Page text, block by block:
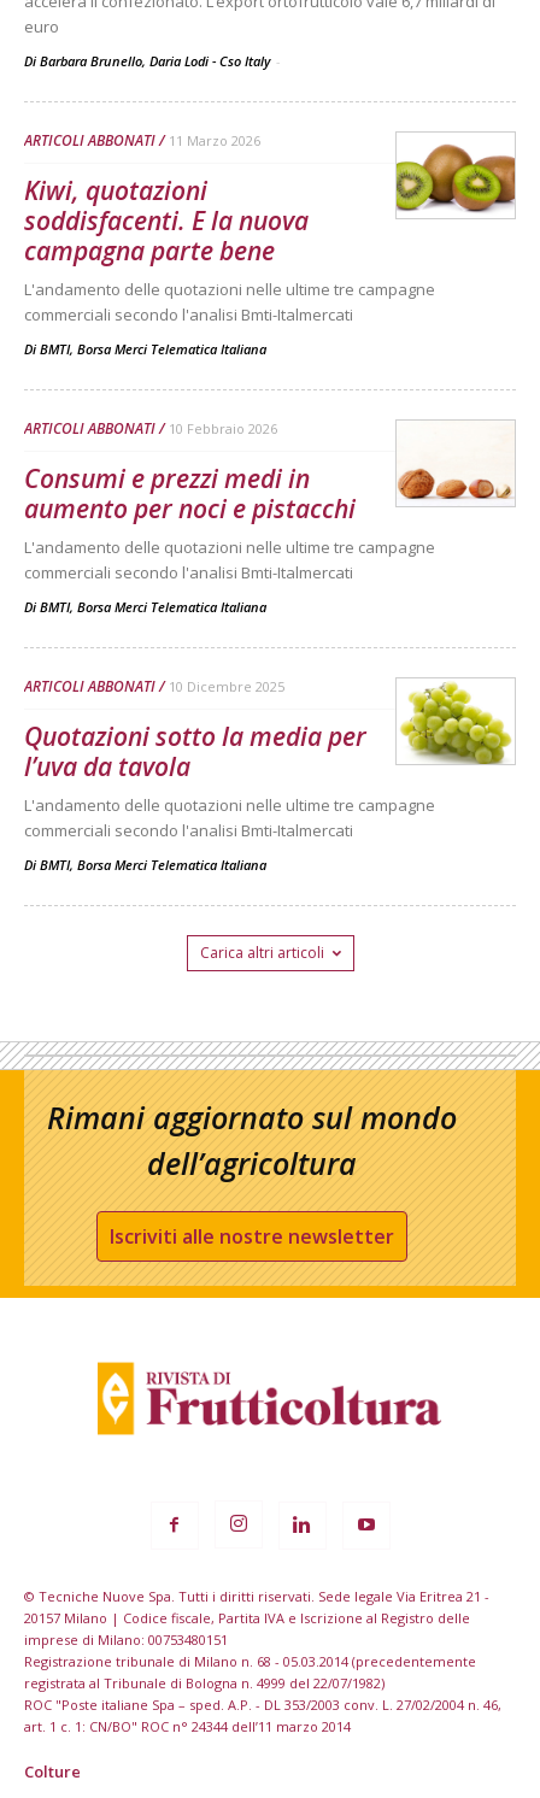
euro
Di Barbara Brunello, Daria Lodi - Cso Italy -
ARTICOLI ABBONATI 11 Marzo 2026
Kiwi, quotazioni
soddisfacenti. E la nuova
campagna parte bene
L'andamento delle quotazioni nelle ultime tre campagne
commerciali secondo l'analisi Bmti-Italmercati
Di BMTI, Borsa Merci Telematica Italiana
ARTICOLI ABBONATI 10 Febbraio 2026
Consumi e prezzi medi in
aumento per noci e pistacchi
L'andamento delle quotazioni nelle ultime tre campagne
commerciali secondo l'analisi Bmti-Italmercati
Di BMTI, Borsa Merci Telematica Italiana
ARTICOLI ABBONATI 10 Dicembre 2025
Quotazioni sotto la media per
l’uva da tavola
L'andamento delle quotazioni nelle ultime tre campagne
commerciali secondo l'analisi Bmti-Italmercati
Di BMTI, Borsa Merci Telematica Italiana
Carica altri articoli
Rimani aggiornato sul mondo
dell’agricoltura
Iscriviti alle nostre newsletter
© Tecniche Nuove Spa. Tutti i diritti riservati. Sede legale Via Eritrea 21 -
20157 Milano | Codice fiscale, Partita IVA e Iscrizione al Registro delle
imprese di Milano: 00753480151
Registrazione tribunale di Milano n. 68 - 05.03.2014 (precedentemente
registrata al Tribunale di Bologna n. 4999 del 22/07/1982)
ROC "Poste italiane Spa – sped. A.P. - DL 353/2003 conv. L. 27/02/2004 n. 46,
art. 1 c. 1: CN/BO" ROC n° 24344 dell’11 marzo 2014
Colture